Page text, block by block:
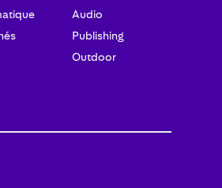
Audio
Publishing
Outdoor